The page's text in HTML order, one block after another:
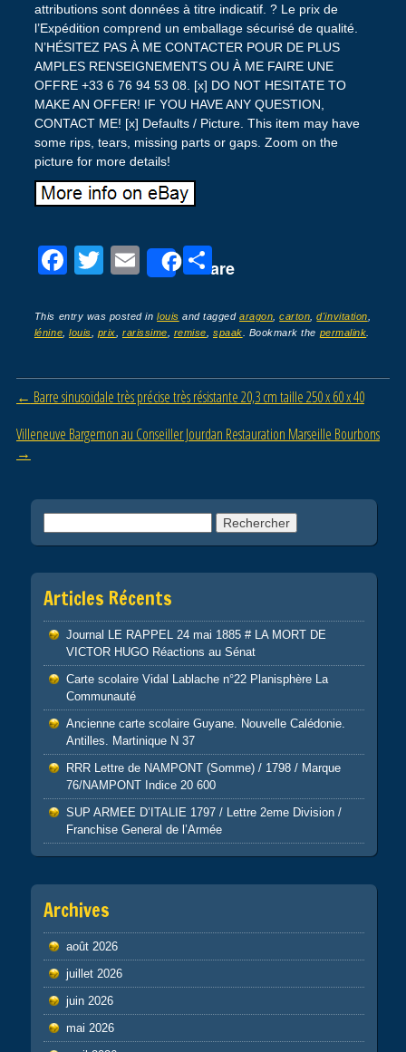
attributions sont données à titre indicatif. ? Le prix de
l’Expédition comprend un emballage sécurisé de qualité.
N’HÉSITEZ PAS À ME CONTACTER POUR DE PLUS
AMPLES RENSEIGNEMENTS OU À ME FAIRE UNE
OFFRE +33 6 76 94 53 08. [x] DO NOT HESITATE TO
MAKE AN OFFER! IF YOU HAVE ANY QUESTION,
CONTACT ME! [x] Defaults / Picture. This item may have
some rips, tears, missing parts or gaps. Zoom on the
picture for more details!
F
c
e
b
o
o
T
tt
er
E
ail
Share
P
ta
g
er
This entry was posted inlouis and tagged aragon ,carton ,d'invitation
lénine ,louis prix rarissime remise spaak . Bookmark the permalink
Post navigation
← Barre sinusoïdale très précise très résistante 20,3 cm taille 250 x 60 x 40
Villeneuve Bargemon au Conseiller Jourdan Restauration Marseille Bourbons
→
Articles Récents
Journal LE RAPPEL 24 mai 1885 # LA MORT DE
VICTOR HUGO Réactions au Sénat
Carte scolaire Vidal Lablache n°22 Planisphère La
Communauté
Ancienne carte scolaire Guyane. Nouvelle Calédonie.
Antilles. Martinique N 37
RRR Lettre de NAMPONT (Somme) / 1798 / Marque
76/NAMPONT Indice 20 600
SUP ARMEE D’ITALIE 1797 / Lettre 2eme Division /
Franchise General de l’Armée
Archives
août 2026
juillet 2026
juin 2026
mai 2026